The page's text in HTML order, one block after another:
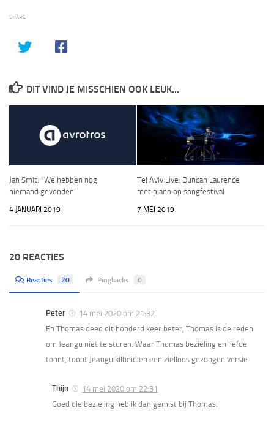
SHARE
DIT VIND JE MISSCHIEN OOK LEUK...
Jan Smit: “We hebben nog
niemand gevonden”
4 JANUARI 2019
Tel Aviv Live: Duncan Laurence
met piano op songfestival
7 MEI 2019
20 REACTIES
Reacties 20 Pingbacks 0
Peter
14 mei 2020 om 21:32
En Thomas deed dit honderd keer beter, Thomas is de reden
om Jeangu niet te sturen. Waar Thomas bezieling en liefde
toont, toont Jeangu kilheid en een zielloos gezongen versie
Thijn
14 mei 2020 om 22:31
Goed die bezieling heb ik dan gemist bij Thomas.